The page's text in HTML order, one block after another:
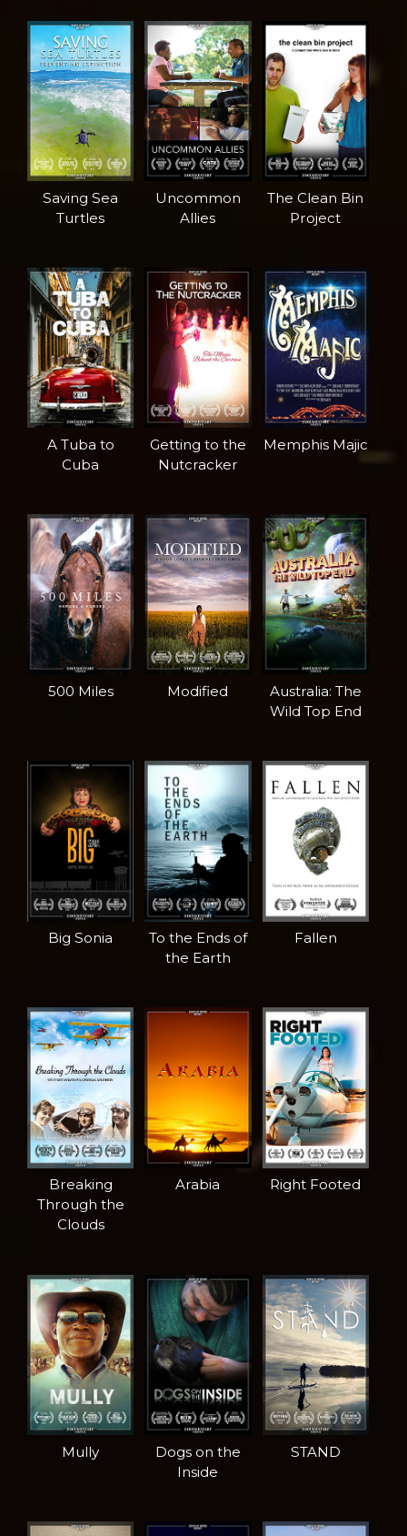
Saving Sea
Turtles
Uncommon
Allies
The Clean Bin
Project
A Tuba to
Cuba
Getting to the
Nutcracker
Memphis Majic
500 Miles Modified
Australia: The
Wild Top End
Big Sonia
To the Ends of
the Earth
Fallen
Breaking
Through the
Clouds
Arabia Right Footed
Mully
Dogs on the
Inside
STAND